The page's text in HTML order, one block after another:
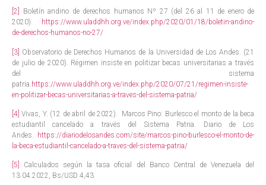
[2]
Boletín andino de derechos humanos Nº 27 (del 26 al 11 de enero de
2020). https://www.uladdhh.org.ve/index.php/2020/01/18/boletin-andino-
de-derechos-humanos-no-27/
[3] Observatorio de Derechos Humanos de la Universidad de Los Andes. (21
de julio de 2020). Régimen insiste en politizar becas universitarias a través
del sistema
patria. https://www.uladdhh.org.ve/index.php/2020/07/21/regimen-insiste-
en-politizar-becas-universitarias-a-traves-del-sistema-patria/
[4] Vivas, Y. (12 de abril de 2022). Marcos Pino: Burlesco el monto de la beca
estudiantil cancelado a través del Sistema Patria. Diario de Los
Andes. https://diariodelosandes.com/site/marcos-pino-burlesco-el-monto-de-
la-beca-estudiantil-cancelado-a-traves-del-sistema-patria/
[5]
Calculados según la tasa oficial del Banco Central de Venezuela del
13.04.2022, Bs/USD 4,43.